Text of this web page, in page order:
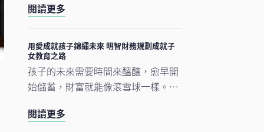
的跨代財富傳承，以確保孫輩順利繼
閱讀更多
用愛成就孩子錦繡未來 明智財務規劃成就子
女教育之路
孩子的未來需要時間來醞釀，愈早開
始儲蓄，財富就能像滾雪球一樣。無
還是為留學做準備，每一步規劃都是
閱讀更多